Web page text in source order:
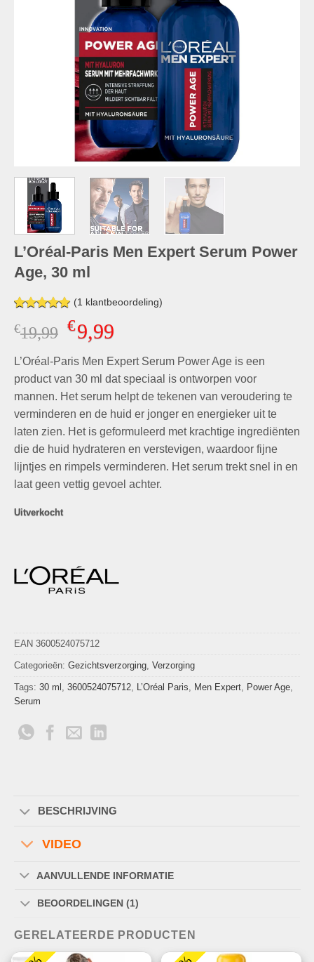
L’Oréal-Paris Men Expert Serum Power
Age, 30 ml
Gewaardeerd
5.00op 5
gebaseerd
waardering
(1 klantbeoordeling)
€19,99 Oorspronkelijke
prijs
was:
€19,99.
€9,99Huidige
is:
€9,99.
L’Oréal-Paris Men Expert Serum Power Age is een
product van 30 ml dat speciaal is ontworpen voor
mannen. Het serum helpt de tekenen van veroudering te
verminderen en de huid er jonger en energieker uit te
laten zien. Het is geformuleerd met krachtige ingrediënten
die de huid hydrateren en verstevigen, waardoor fijne
lijntjes en rimpels verminderen. Het serum trekt snel in en
laat geen vettig gevoel achter.
Uitverkocht
EAN 3600524075712
Categorieën: Gezichtsverzorging, Verzorging
Tags: 30 ml , 3600524075712, L’Oréal Paris, Men Expert, Power Age,
Serum
BESCHRIJVING
VIDEO
AANVULLENDE INFORMATIE
BEOORDELINGEN (1)
GERELATEERDE PRODUCTEN